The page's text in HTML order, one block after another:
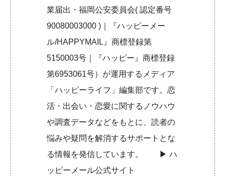
業届出・福岡公安委員会( 認定番号
90080003000 )｜『ハッピーメー
ル/HAPPYMAIL』商標登録第
5150003号｜『ハッピー』商標登録
第6953061号）が運用するメディア
「ハッピーライフ」編集部です。恋
活・出会い・恋愛に関するノウハウ
や調査データなどをもとに、読者の
悩みや疑問を解消するサポートとな
る情報を発信しています。 ▶︎ハ
ッピーメール公式サイト